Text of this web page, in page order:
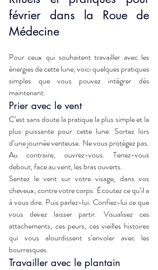
février dans la Roue de
Médecine
Pour ceux qui souhaitent travailler avec les
énergies de cette lune, voici quelques pratiques
simples que vous pouvez intégrer dès
maintenant.
Prier avec le vent
C’est sans doute la pratique la plus simple et la
plus puissante pour cette lune. Sortez lors
d’une journée venteuse. Ne vous protégez pas.
Au contraire, ouvrez-vous. Tenez-vous
debout, face au vent, les bras ouverts.
Sentez le vent sur votre visage, dans vos
cheveux, contre votre corps. Écoutez ce qu’il a
à vous dire. Puis parlez-lui. Confiez-lui ce que
vous devez laisser partir. Visualisez ces
attachements, ces peurs, ces vieilles histoires
qui vous alourdissent s’envoler avec les
bourrasques.
Travailler avec le plantain